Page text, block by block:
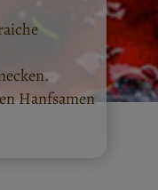
Hanfsamen